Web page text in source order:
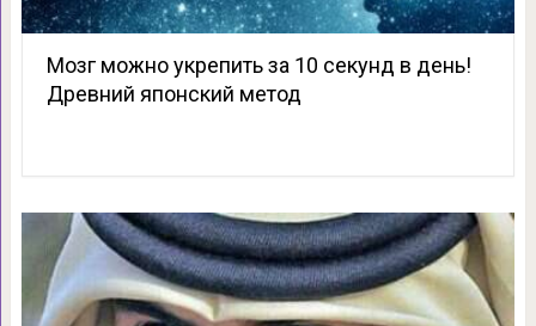
Мозг можно укрепить за 10 секунд в день!
Древний японский метод